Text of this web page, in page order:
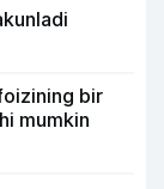
bir
mumkin